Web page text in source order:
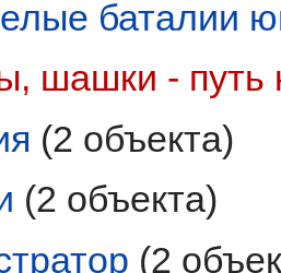
баталии
шашки - путь
‏‎ (2 объекта)
‏‎ (2 объекта)
(2